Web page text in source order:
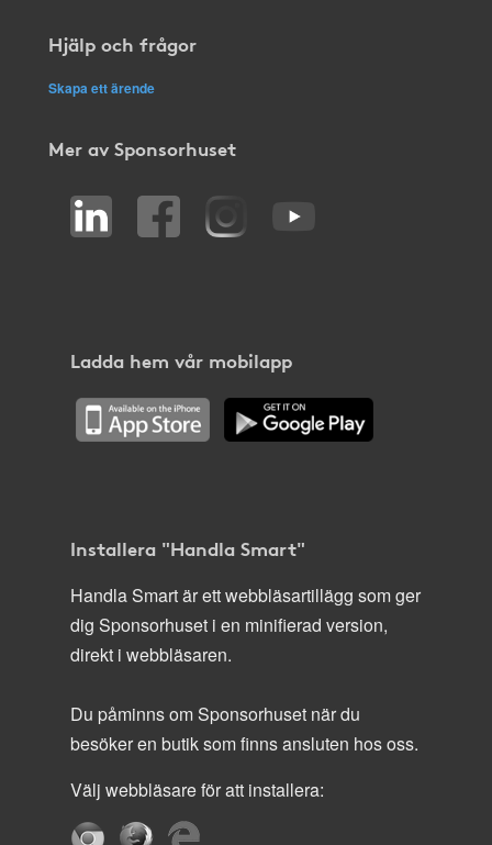
Hjälp och frågor
Skapa ett ärende
Mer av Sponsorhuset
Ladda hem vår mobilapp
Installera "Handla Smart"
Handla Smart är ett webbläsartillägg som ger
dig Sponsorhuset i en minifierad version,
direkt i webbläsaren.
Du påminns om Sponsorhuset när du
besöker en butik som finns ansluten hos oss.
Välj webbläsare för att installera: